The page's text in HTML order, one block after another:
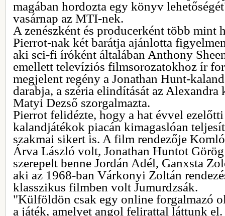
magában hordozta egy könyv
vasárnap az MTI-nek.
A zenészként és producerként több mint
Pierrot-nak két barátja ajánlotta
aki sci-fi íróként általában Anthony
emellett televíziós filmsorozatokhoz ír
megjelent regény a Jonathan Hunt-
darabja, a széria elindítását az
Matyi Dezső szorgalmazta.
Pierrot felidézte, hogy a hat évvel
kalandjátékok piacán kimagaslóan
szakmai sikert is. A film rendezője
Árva László volt, Jonathan Huntot
szerepelt benne Jordán Adél, Ganxsta
aki az 1968-ban Várkonyi Zoltán
klasszikus filmben volt Jumurdzsák.
"Külföldön csak egy online forgalmazó
a játék, amelyet angol felirattal láttunk